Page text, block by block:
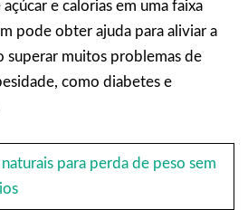
e calorias em uma faixa
pode obter ajuda para aliviar a
superar muitos problemas de
como diabetes e
para perda de peso sem